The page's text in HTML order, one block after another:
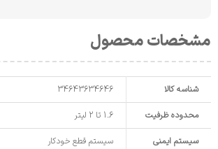
مشخصات محصول
شناسه کالا 34643634646
محدوده ظرفیت 1.6 تا 2 لیتر
سیستم ایمنی سیستم قطع خودکار